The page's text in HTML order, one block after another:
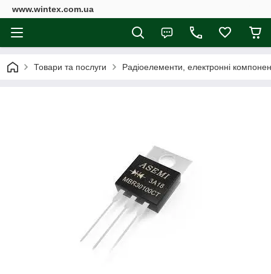
www.wintex.com.ua
Товари та послуги Радіоелементи, електронні